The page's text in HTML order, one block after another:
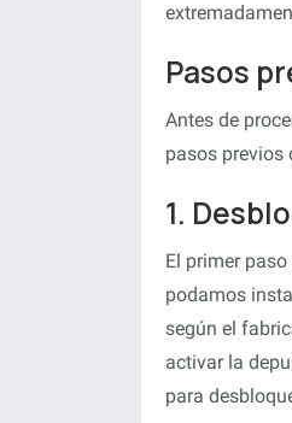
Pasos
Antes de
pasos previos
1.
El primer
podamos
según el
activar la
para